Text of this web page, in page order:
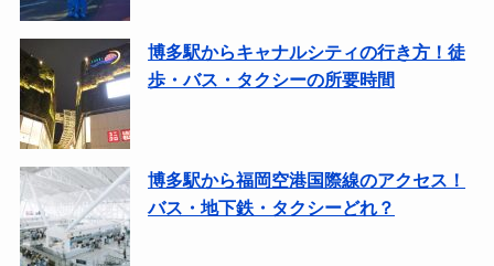
博多駅からキャナルシティの行き方！徒
歩・バス・タクシーの所要時間
博多駅から福岡空港国際線のアクセス！
バス・地下鉄・タクシーどれ？